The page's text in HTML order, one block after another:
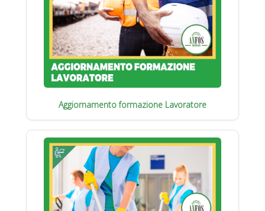
Aggiornamento formazione Lavoratore